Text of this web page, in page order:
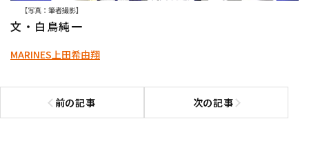
【写真：筆者撮影】
文・白鳥純一
MARINES上田希由翔
前の記事
前の記事へ 次の記事次の記事へ